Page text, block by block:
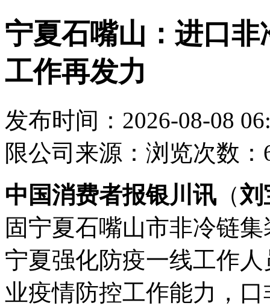
宁夏石嘴山：进口
工作再发力
发布时间：2026-08-08
限公司 来源： 浏览次数：
中国消费者报银川讯 （刘
固宁夏石嘴山市非冷链
宁夏强化防疫一线工作
业疫情防控工作能力，口